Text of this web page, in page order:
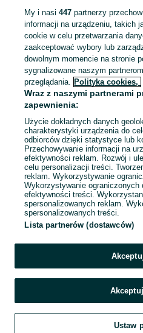
My i nasi447 partnerzy
informacji na urządzeniu, takich
cookie w celu przetwarzania
zaakceptować wybory lub
dowolnym momencie na stronie
sygnalizowane naszym
przeglądania. Polityka cookies,
Wraz z naszymi partnerami
zapewnienia:
Użycie dokładnych danych
charakterystyki urządzenia do
odbiorców dzięki statystyce lub
Przechowywanie informacji na
efektywności reklam. Rozwój i
celu personalizacji treści.
reklam. Wykorzystywanie
Wykorzystywanie
efektywności treści.
spersonalizowanych reklam.
spersonalizowanych treści.
Lista partnerów (dostawców)
Ustaw